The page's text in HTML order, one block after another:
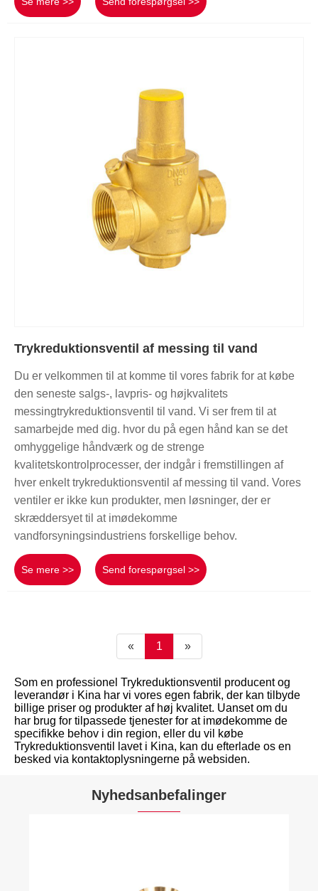
Trykreduktionsventil af messing til vand
Du er velkommen til at komme til vores fabrik for at købe
den seneste salgs-, lavpris- og højkvalitets
messingtrykreduktionsventil til vand. Vi ser frem til at
samarbejde med dig. hvor du på egen hånd kan se det
omhyggelige håndværk og de strenge
kvalitetskontrolprocesser, der indgår i fremstillingen af ​​
hver enkelt trykreduktionsventil af messing til vand. Vores
ventiler er ikke kun produkter, men løsninger, der er
skræddersyet til at imødekomme
vandforsyningsindustriens forskellige behov.
Se mere >> Send forespørgsel >>
« 1 »
Som en professionel Trykreduktionsventil producent og
leverandør i Kina har vi vores egen fabrik, der kan tilbyde
billige priser og produkter af høj kvalitet. Uanset om du
har brug for tilpassede tjenester for at imødekomme de
specifikke behov i din region, eller du vil købe
Trykreduktionsventil lavet i Kina, kan du efterlade os en
besked via kontaktoplysningerne på websiden.
Nyhedsanbefalinger